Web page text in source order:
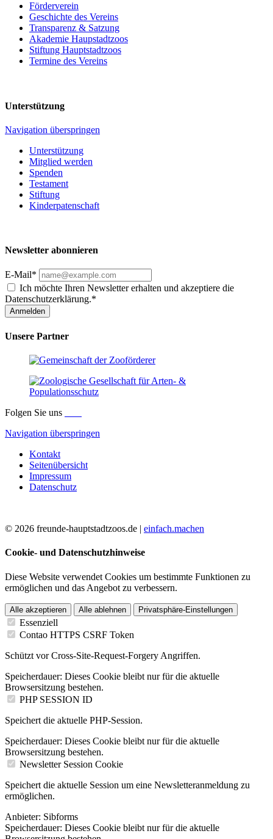
Förderverein
Geschichte des Vereins
Transparenz & Satzung
Akademie Haupstadtzoos
Stiftung Hauptstadtzoos
Termine des Vereins
Unterstützung
Navigation überspringen
Unterstützung
Mitglied werden
Spenden
Testament
Stiftung
Kinderpatenschaft
Newsletter abonnieren
E-Mail*
Ich möchte Ihren Newsletter erhalten und akzeptiere die
Datenschutzerklärung.*
Anmelden
Unsere Partner
Folgen Sie uns
Navigation überspringen
Kontakt
Seitenübersicht
Impressum
Datenschutz
© 2026 freunde-hauptstadtzoos.de | einfach.machen
Cookie- und Datenschutzhinweise
Diese Website verwendet Cookies um bestimmte Funktionen zu
ermöglichen und das Angebot zu verbessern.
Alle akzeptieren Alle ablehnen Privatsphäre-Einstellungen
Essenziell
Contao HTTPS CSRF Token
Schützt vor Cross-Site-Request-Forgery Angriffen.
Speicherdauer: Dieses Cookie bleibt nur für die aktuelle
Browsersitzung bestehen.
PHP SESSION ID
Speichert die aktuelle PHP-Session.
Speicherdauer: Dieses Cookie bleibt nur für die aktuelle
Browsersitzung bestehen.
Newsletter Session Cookie
Speichert die aktuelle Session um eine Newsletteranmeldung zu
ermöglichen.
Anbieter: Sibforms
Speicherdauer: Dieses Cookie bleibt nur für die aktuelle